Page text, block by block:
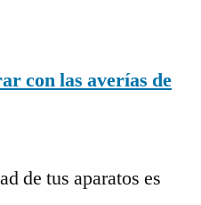
con las averías de
de tus aparatos es